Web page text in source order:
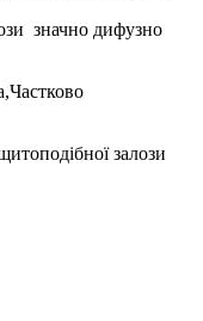
значно дифузно
залози